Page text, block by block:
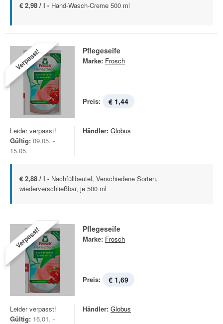
€ 2,98 / l - Hand-Wasch-Creme 500 ml
Verpasst! Pflegeseife
Marke: Frosch
Preis: € 1,44
Leider verpasst!
Gültig: 09.05. -
15.05.
Händler: Globus
€ 2,88 / l - Nachfüllbeutel, Verschiedene Sorten,
wiederverschließbar, je 500 ml
Verpasst! Pflegeseife
Marke: Frosch
Preis: € 1,69
Leider verpasst!
Gültig: 16.01. -
Händler: Globus